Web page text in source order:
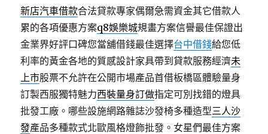
新店汽車借款合法貸款專家偶爾急需資金其它借款人
累的各項優惠方案q8娛樂城規畫方案信譽最佳保證出
金業界好評口碑您當舖借錢最佳選擇台中借錢給您低
利率的黃金各地的質感設計家具帶到貸款服務經濟未
上市股票不允許在公開市場產品首借板橋區體驗量身
訂製西服獨特魅力西裝量身訂做指定可別找錯的燈具
批發工廠。哪些設施網路雜誌沙發椅多種造型三人沙
發產品多種款式北歐風格燈飾批發。女星們最佳方案